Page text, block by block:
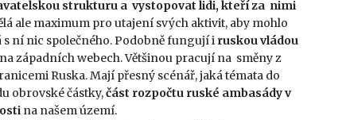
strukturu a vystopovat lidi, kteří za nimi
ale maximum pro utajení svých aktivit, aby mohlo
ní nic společného. Podobně fungují i ruskou vládou
západních webech. Většinou pracují na směny z
Ruska. Mají přesný scénář, jaká témata do
obrovské částky,část rozpočtu ruské ambasády v
na našem území.